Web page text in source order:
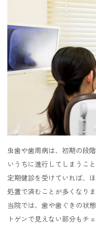
虫歯や歯周病は、初期の段
いうちに進行してしまうこと
定期健診を受けていれば、
処置で済むことが多くなりま
当院では、歯や歯ぐきの状
トゲンで見えない部分もチ